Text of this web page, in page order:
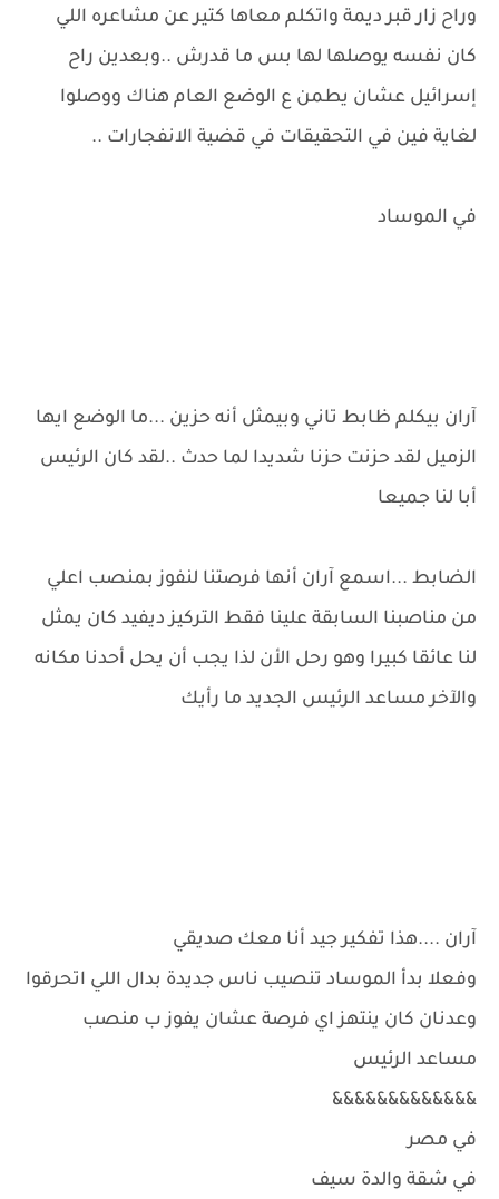
وراح زار قبر ديمة واتكلم معاها كتير عن مشاعره اللي
كان نفسه يوصلها لها بس ما قدرش ..وبعدين راح
إسرائيل عشان يطمن ع الوضع العام هناك ووصلوا
لغاية فين في التحقيقات في قضية الانفجارات ..
في الموساد
آران بيكلم ظابط تاني وبيمثل أنه حزين ...ما الوضع ايها
الزميل لقد حزنت حزنا شديدا لما حدث ..لقد كان الرئيس
أبا لنا جميعا
الضابط ...اسمع آران أنها فرصتنا لنفوز بمنصب اعلي
من مناصبنا السابقة علينا فقط التركيز ديفيد كان يمثل
لنا عائقا كبيرا وهو رحل الأن لذا يجب أن يحل أحدنا مكانه
والآخر مساعد الرئيس الجديد ما رأيك
آران ....هذا تفكير جيد أنا معك صديقي
وفعلا بدأ الموساد تنصيب ناس جديدة بدال اللي اتحرقوا
وعدنان كان ينتهز اي فرصة عشان يفوز ب منصب
مساعد الرئيس
&&&&&&&&&&&&&
في مصر
في شقة والدة سيف